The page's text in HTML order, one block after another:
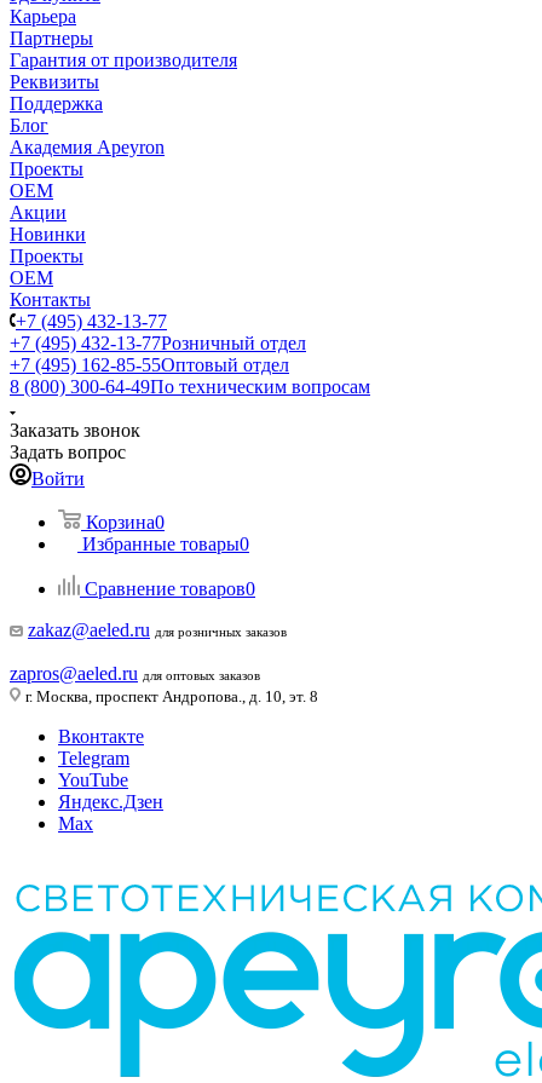
Карьера
Партнеры
Гарантия от производителя
Реквизиты
Поддержка
Блог
Академия Apeyron
Проекты
ОЕМ
Акции
Новинки
Проекты
ОЕМ
Контакты
+7 (495) 432-13-77
+7 (495) 432-13-77Розничный отдел
+7 (495) 162-85-55Оптовый отдел
8 (800) 300-64-49По техническим вопросам
Заказать звонок
Задать вопрос
Войти
Корзина0
Избранные товары0
Сравнение товаров0
zakaz@aeled.ru для розничных заказов
zapros@aeled.ru для оптовых заказов
г. Москва, проспект Андропова., д. 10, эт. 8
Вконтакте
Telegram
YouTube
Яндекс.Дзен
Max